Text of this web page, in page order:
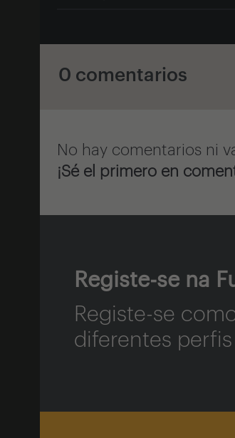
0 comentarios
No hay comentarios ni
¡Sé el primero en
Registe-se na
Registe-se
diferentes